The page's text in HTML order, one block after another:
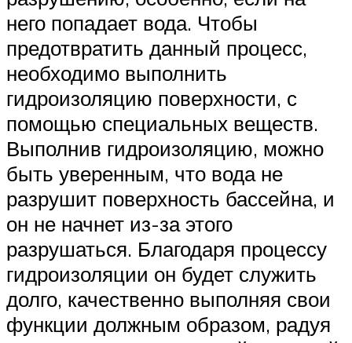
него попадает вода. Чтобы
предотвратить данный процесс,
необходимо выполнить
гидроизоляцию поверхности, с
помощью специальных веществ.
Выполнив гидроизоляцию, можно
быть уверенным, что вода не
разрушит поверхность бассейна, и
он не начнет из-за этого
разрушаться. Благодаря процессу
гидроизоляции он будет служить
долго, качественно выполняя свои
функции должным образом, радуя